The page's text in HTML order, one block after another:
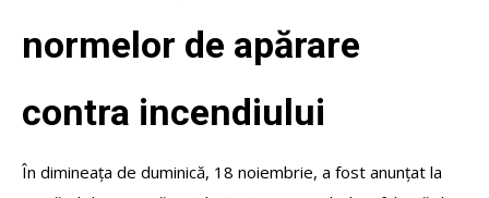
normelor de apărare
contra incendiului
În dimineața de duminică, 18 noiembrie, a fost anunțat la